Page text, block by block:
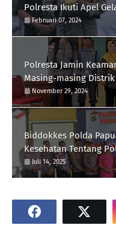
Polresta Ikuti Apel
Februari 07, 2024
Polresta Jamin
Masing-masing Distrik
November 29, 2024
Biddokkes Polda
Kesehatan Tentang
Juli 14, 2025